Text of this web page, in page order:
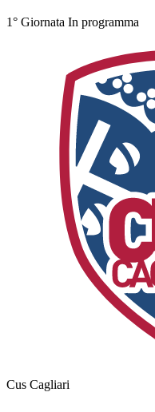
1° Giornata In programma
Cus Cagliari